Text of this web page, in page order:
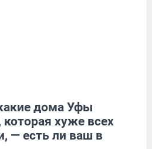
дома Уфы
хуже всех
— есть ли ваш в